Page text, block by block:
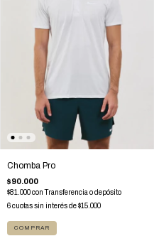
Chomba Pro
$90.000
$81.000con Transferencia o depósito
6cuotas sin interés de$15.000
COMPRAR